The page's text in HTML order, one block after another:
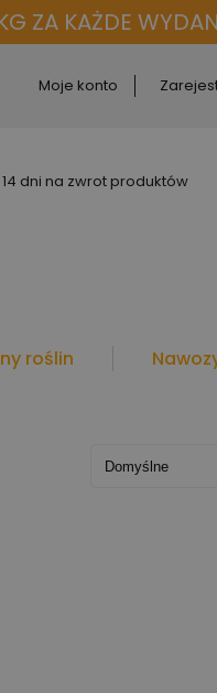
ZA KAŻDE
Moje konto
14 dni na zwrot produktów
roślin